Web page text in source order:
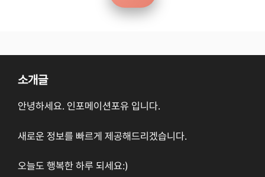
소개글
안녕하세요. 인포메이션포유 입니다.
새로운 정보를 빠르게 제공해드리겠습니다.
오늘도 행복한 하루 되세요:)